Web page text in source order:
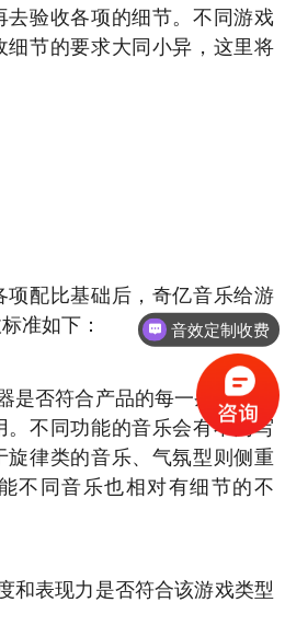
验收各项的细节。不同游戏
节的要求大同小异，这里将
配比基础后，奇亿音乐给游
准如下：
否符合产品的每一条需求，
不同功能的音乐会有不同写
律类的音乐、气氛型则侧重
不同音乐也相对有细节的不
和表现力是否符合该游戏类型
音效定制收费